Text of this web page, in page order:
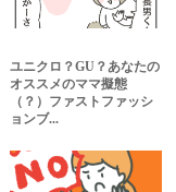
ユニクロ？GU？あなたの
オススメのママ擬態
（？）ファストファッシ
ョンブ...